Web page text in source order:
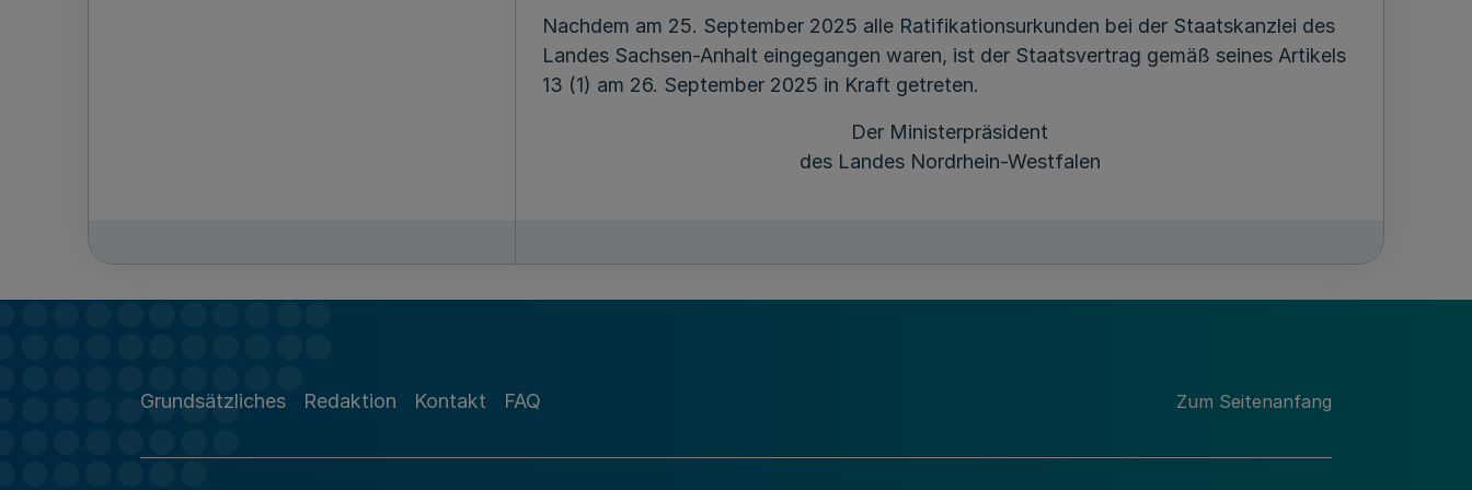
Nachdem am 25. September 2025 alle Ratifikationsurkunden bei der Staatskanzlei des
Landes Sachsen-Anhalt eingegangen waren, ist der Staatsvertrag gemäß seines Artikels
13 (1) am 26. September 2025 in Kraft getreten.
Der Ministerpräsident
des Landes Nordrhein-Westfalen
Grundsätzliches Redaktion Kontakt FAQ Zum Seitenanfang